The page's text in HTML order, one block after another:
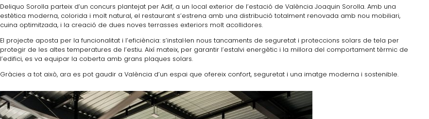
Deliquo Sorolla parteix d’un concurs plantejat per Adif, a un local exterior de l’estació de València Joaquin Sorolla. Amb una
estètica moderna, colorida i molt natural, el restaurant s’estrena amb una distribució totalment renovada amb nou mobiliari,
cuina optimitzada, i la creació de dues noves terrasses exteriors molt acollidores.
El projecte aposta per la funcionalitat i l’eficiència: s’instal·len nous tancaments de seguretat i proteccions solars de tela per
protegir de les altes temperatures de l’estiu. Així mateix, per garantir l’estalvi energètic i la millora del comportament tèrmic de
l’edifici, es va equipar la coberta amb grans plaques solars.
Gràcies a tot això, ara es pot gaudir a València d’un espai que ofereix confort, seguretat i una imatge moderna i sostenible.